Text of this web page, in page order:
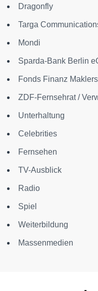
Dragonfly
Targa
Mondi
Sparda-Bank Berlin
Fonds Finanz
ZDF-Fernsehrat /
Unterhaltung
Celebrities
Fernsehen
TV-Ausblick
Radio
Spiel
Weiterbildung
Massenmedien